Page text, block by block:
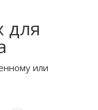
для
или